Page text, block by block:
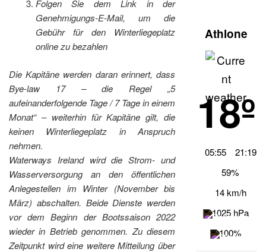
Folgen Sie dem Link in der
Genehmigungs-E-Mail, um die
Gebühr für den Winterliegeplatz
online zu bezahlen
Die Kapitäne werden daran erinnert, dass
Bye-law 17 – die Regel „5
aufeinanderfolgende Tage / 7 Tage in einem
Monat“ – weiterhin für Kapitäne gilt, die
keinen Winterliegeplatz in Anspruch
nehmen.
Waterways Ireland wird die Strom- und
Wasserversorgung an den öffentlichen
Anlegestellen im Winter (November bis
März) abschalten. Beide Dienste werden
vor dem Beginn der Bootssaison 2022
wieder in Betrieb genommen. Zu diesem
Zeitpunkt wird eine weitere Mitteilung über
Athlone
18º
05:55
21:19
59%
14 km/h
1025 hPa
100%